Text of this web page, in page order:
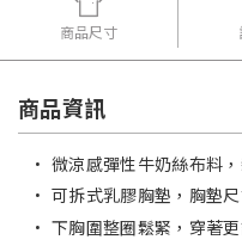
商品尺寸
商品資訊
• 微涼感彈性牛奶絲布料
• 可拆式乳膠胸墊，胸墊
• 下胸圍整圈鬆緊，穿著